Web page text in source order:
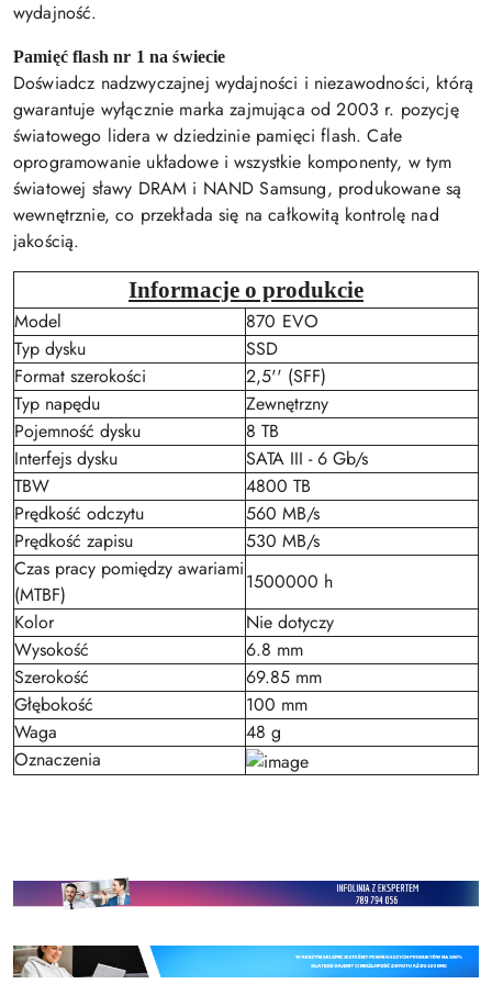
wydajność.
Pamięć flash nr 1 na świecie
Doświadcz nadzwyczajnej wydajności i niezawodności, którą
gwarantuje wyłącznie marka zajmująca od 2003 r. pozycję
światowego lidera w dziedzinie pamięci flash. Całe
oprogramowanie układowe i wszystkie komponenty, w tym
światowej sławy DRAM i NAND Samsung, produkowane są
wewnętrznie, co przekłada się na całkowitą kontrolę nad
jakością.
Informacje o produkcie
Model
870 EVO
Typ dysku
SSD
Format szerokości
2,5'' (SFF)
Typ napędu
Zewnętrzny
Pojemność dysku
8 TB
Interfejs dysku
SATA III - 6 Gb/s
TBW
4800 TB
Prędkość odczytu
560 MB/s
Prędkość zapisu
530 MB/s
Czas pracy pomiędzy awariami
(MTBF)
1500000 h
Kolor
Nie dotyczy
Wysokość
6.8 mm
Szerokość
69.85 mm
Głębokość
100 mm
Waga
48 g
Oznaczenia